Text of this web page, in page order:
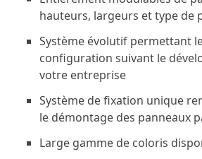
hauteurs, largeurs et type de
Système évolutif permettant
configuration suivant le
votre entreprise
Système de fixation unique
le démontage des panneaux
Large gamme de coloris